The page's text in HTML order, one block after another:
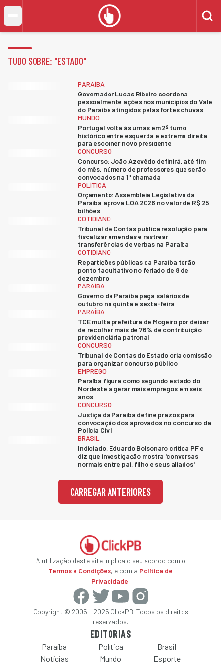
TUDO SOBRE: "ESTADO"
PARAÍBA
Governador Lucas Ribeiro coordena
pessoalmente ações nos municípios do Vale
do Paraíba atingidos pelas fortes chuvas
MUNDO
Portugal volta às urnas em 2º turno
histórico entre esquerda e extrema direita
para escolher novo presidente
CONCURSO
Concurso: João Azevêdo definirá, até fim
do mês, número de professores que serão
convocados na 1ª chamada
POLÍTICA
Orçamento: Assembleia Legislativa da
Paraíba aprova LOA 2026 no valor de R$ 25
bilhões
COTIDIANO
Tribunal de Contas publica resolução para
fiscalizar emendas e rastrear
transferências de verbas na Paraíba
COTIDIANO
Repartições públicas da Paraíba terão
ponto facultativo no feriado de 8 de
dezembro
PARAÍBA
Governo da Paraíba paga salários de
outubro na quinta e sexta-feira
PARAÍBA
TCE multa prefeitura de Mogeiro por deixar
de recolher mais de 76% de contribuição
previdenciária patronal
CONCURSO
Tribunal de Contas do Estado cria comissão
para organizar concurso público
EMPREGO
Paraíba figura como segundo estado do
Nordeste a gerar mais empregos em seis
anos
CONCURSO
Justiça da Paraíba define prazos para
convocação dos aprovados no concurso da
Polícia Civil
BRASIL
Indiciado, Eduardo Bolsonaro critica PF e
diz que investigação mostra 'conversas
normais entre pai, filho e seus aliados'
CARREGAR ANTERIORES
A utilização deste site implica o seu acordo com o
Termos e Condições, e com a Política de
Privacidade.
Copyright © 2005 - 2025 ClickPB. Todos os direitos
reservados.
EDITORIAS
Paraíba Política
Brasil
Notícias
Mundo Esporte